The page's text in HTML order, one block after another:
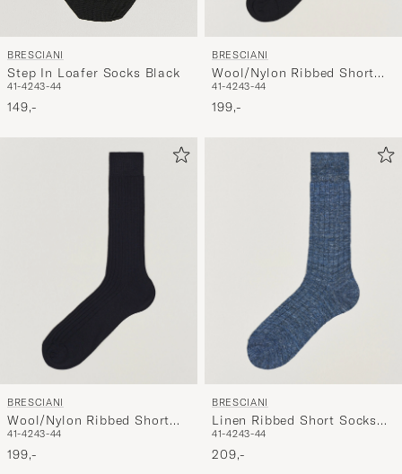
til
BRESCIANI
Step In Loafer Socks Black
41-4243-44
149,-
BRESCIANI
Wool/Nylon Ribbed Short
Socks Black
41-4243-44
199,-
BRESCIANI
Wool/Nylon Ribbed Short
Socks Navy
41-4243-44
199,-
BRESCIANI
Linen Ribbed Short Socks
Blue Melange
41-4243-44
209,-